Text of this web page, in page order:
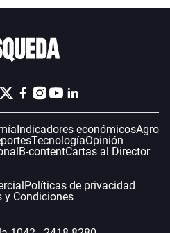
Indicadores económicosAgro
TecnologíaOpinión
B-contentCartas al Director
Políticas de privacidad
y Condiciones